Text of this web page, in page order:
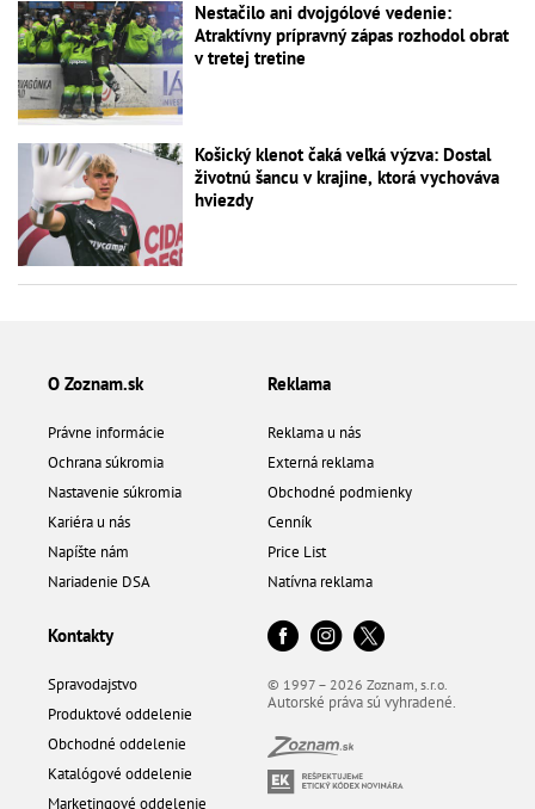
Nestačilo ani dvojgólové vedenie:
Atraktívny prípravný zápas rozhodol obrat
v tretej tretine
Košický klenot čaká veľká výzva: Dostal
životnú šancu v krajine, ktorá vychováva
hviezdy
O Zoznam.sk
Právne informácie
Ochrana súkromia
Nastavenie súkromia
Kariéra u nás
Napíšte nám
Nariadenie DSA
Reklama
Reklama u nás
Externá reklama
Obchodné podmienky
Cenník
Price List
Natívna reklama
Kontakty
Spravodajstvo
Produktové oddelenie
Obchodné oddelenie
Katalógové oddelenie
Marketingové oddelenie
© 1997 – 2026 Zoznam, s.r.o.
Autorské práva sú vyhradené.